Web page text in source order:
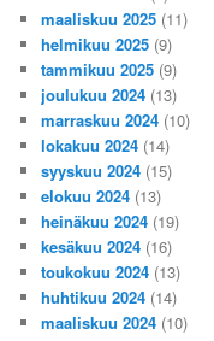
maaliskuu 2025 (11)
helmikuu 2025 (9)
tammikuu 2025 (9)
joulukuu 2024 (13)
marraskuu 2024 (10)
lokakuu 2024 (14)
syyskuu 2024 (15)
elokuu 2024 (13)
heinäkuu 2024 (19)
kesäkuu 2024 (16)
toukokuu 2024 (13)
huhtikuu 2024 (14)
maaliskuu 2024 (10)